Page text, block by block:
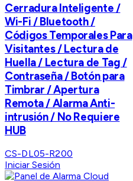
Cerradura Inteligente /
Wi-Fi / Bluetooth /
Códigos Temporales Para
Visitantes / Lectura de
Huella / Lectura de Tag /
Contraseña / Botón para
Timbrar / Apertura
Remota / Alarma Anti-
intrusión / No Requiere
HUB
CS-DL05-R200
Iniciar Sesión